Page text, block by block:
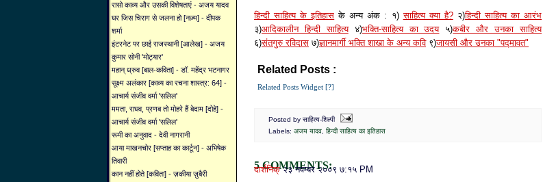
रासो काव्य और उसकी विशेषताएं - अजय यादव
घर जिस चिराग से जलना हो [नज़्म] - दीपक
शर्मा
इंटरनेट पर छाई राजस्थानी [आलेख] - अजय
कुमार सोनी 'मोट्यार'
महान् ध्रुव [बाल-कविता] - डॉ. महेंद्र भटनागर
सूक्ष्म अलंकार [काव्य का रचना शास्त्र: 64] -
आचार्य संजीव वर्मा 'सलिल'
ममता, राघव, प्रणब तो मोहरे हैं बेदाम [दोहे] -
आचार्य संजीव वर्मा 'सलिल'
रूमी का अनुवाद - देवी नागरानी
आया माखनचोर [सप्ताह का कार्टून] - अभिषेक
तिवारी
कान नहीं होते [कविता] - ज़कीया ज़ुबैरी
हिन्दी साहित्य के इतिहास के अन्य अंक : १)साहित्य क्या है?२)हिन्दी साहित्य का आरंभ
३)आदिकालीन हिन्दी साहित्य४)भक्ति-साहित्य का उदय५)कबीर और उनका साहित्य
६)संतगुरु रविदास ७)ज्ञानमार्गी भक्ति शाखा के अन्य कवि९)जायसी और उनका "पद्मावत"
Related Posts :
Related Posts Widget [?]
Posted by साहित्य-शिल्पी
Labels: अजय यादव हिन्दी साहित्य का इतिहास
5 COMMENTS:
दार्शनिक्२३ नवम्बर २००९ ७:१५ PM